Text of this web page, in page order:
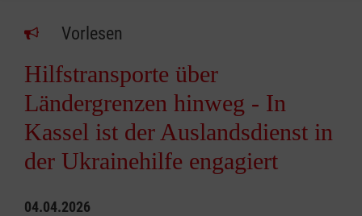
Vorlesen
Hilfstransporte über
Ländergrenzen hinweg - In
Kassel ist der Auslandsdienst in
der Ukrainehilfe engagiert
04.04.2026